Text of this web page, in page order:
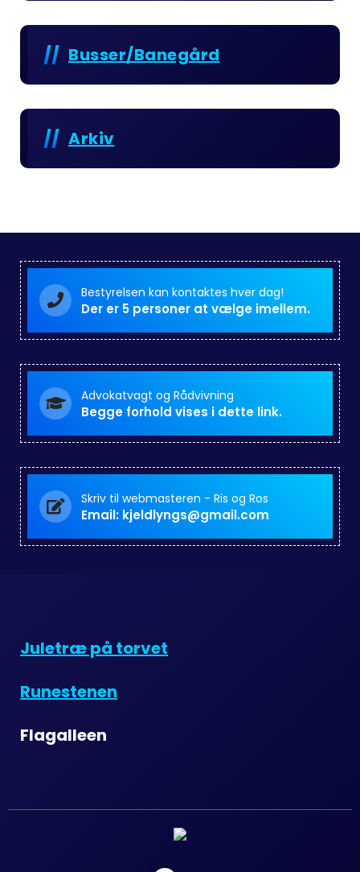
Busser/Banegård
Arkiv
Bestyrelsen kan kontaktes hver dag!
Der er 5 personer at vælge imellem.
Advokatvagt og Rådvivning
Begge forhold vises i dette link.
Skriv til webmasteren - Ris og Ros
Email: kjeldlyngs@gmail.com
Juletræ på torvet
Runestenen
Flagalleen